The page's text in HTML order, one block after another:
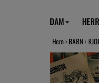
DAM HERR
Hem › BARN ›